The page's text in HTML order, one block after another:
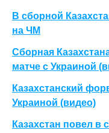
В сборной
на ЧМ
Сборная
матче с Украиной
Казахстанский
Украиной (видео)
Казахстан повел в